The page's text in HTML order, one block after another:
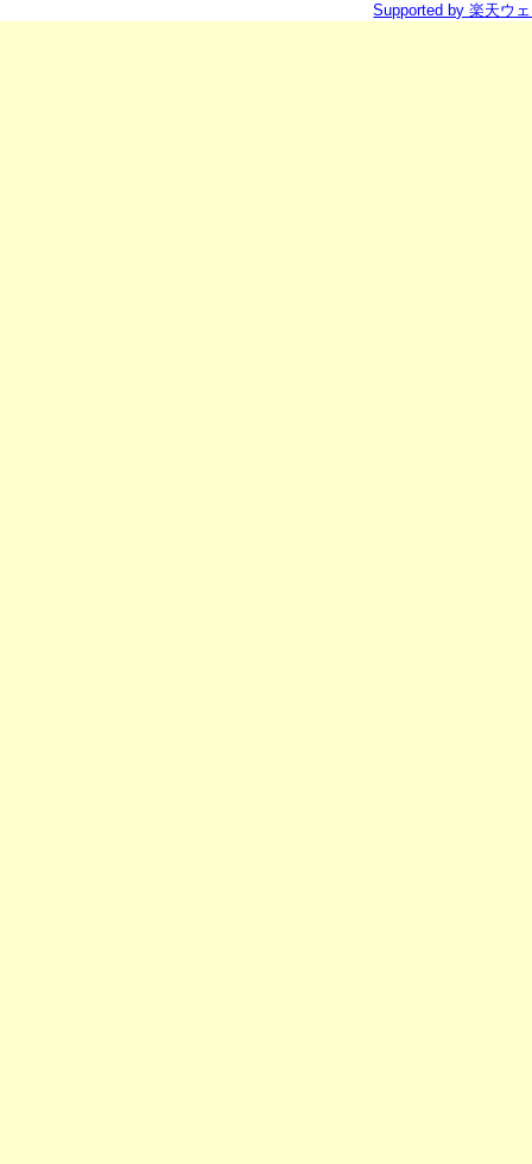
Supported by 楽天ウ